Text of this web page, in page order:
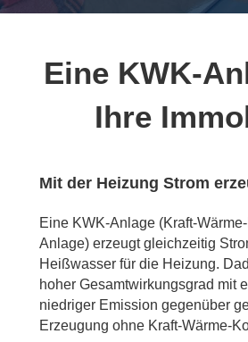
Eine KWK-
Ihre
Mit der Heizung Strom
Eine KWK-Anlage (Kraft-
Anlage) erzeugt gleichzeitig
Heißwasser für die Heizung.
hoher Gesamtwirkungsgrad mit
niedriger Emission gegenüber
Erzeugung ohne Kraft-Wärme-